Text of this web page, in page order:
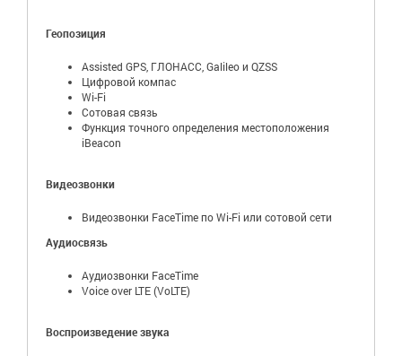
Геопозиция
Assisted GPS, ГЛОНАСС, Galileo и QZSS
Цифровой компас
Wi-Fi
Сотовая связь
Функция точного определения местоположения
iBeacon
Видеозвонки
Видеозвонки FaceTime по Wi-Fi или сотовой сети
Аудиосвязь
Аудиозвонки FaceTime
Voice over LTE (VoLTE)
Воспроизведение звука